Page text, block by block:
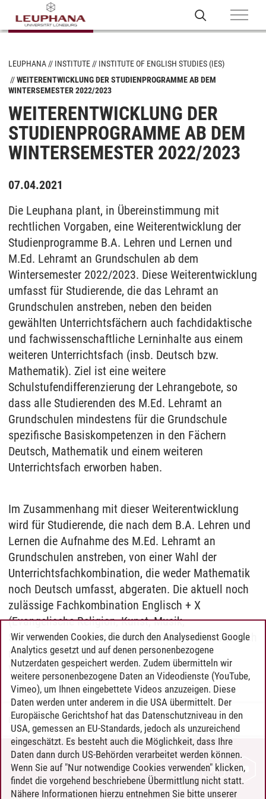
LEUPHANA INSTITUTE
INSTITUTE OF ENGLISH STUDIES (IES)
WEITERENTWICKLUNG DER STUDIENPROGRAMME AB DEM
WINTERSEMESTER 2022/2023
WEITERENTWICKLUNG DER
STUDIENPROGRAMME AB DEM
WINTERSEMESTER 2022/2023
07.04.2021
Die Leuphana plant, in Übereinstimmung mit
rechtlichen Vorgaben, eine Weiterentwicklung der
Studienprogramme B.A. Lehren und Lernen und
M.Ed. Lehramt an Grundschulen ab dem
Wintersemester 2022/2023. Diese Weiterentwicklung
umfasst für Studierende, die das Lehramt an
Grundschulen anstreben, neben den beiden
gewählten Unterrichtsfächern auch fachdidaktische
und fachwissenschaftliche Lerninhalte aus einem
weiteren Unterrichtsfach (insb. Deutsch bzw.
Mathematik). Ziel ist eine weitere
Schulstufendifferenzierung der Lehrangebote, so
dass alle Studierenden des M.Ed. Lehramt an
Grundschulen mindestens für die Grundschule
spezifische Basiskompetenzen in den Fächern
Deutsch, Mathematik und einem weiteren
Unterrichtsfach erworben haben.
Im Zusammenhang mit dieser Weiterentwicklung
wird für Studierende, die nach dem B.A. Lehren und
Lernen die Aufnahme des M.Ed. Lehramt an
Grundschulen anstreben, von einer Wahl der
Unterrichtsfachkombination, die weder Mathematik
noch Deutsch umfasst, abgeraten. Die aktuell noch
zulässige Fachkombination Englisch + X
(Evangelische Religion, Kunst, Musik,
Sachunterricht, Sport) wird zukünftig voraussichtlich
nicht mehr für die Aufnahme des
Vorbereitungsdienstes qualifizieren.
Beatrice Brodesser/07.04.2021
KONTAKT
LEUPHANA ALS ARBEITGEBER
Wir verwenden Cookies, die durch den Analysedienst Google
Analytics gesetzt und auf denen personenbezogene
Nutzerdaten gespeichert werden. Zudem übermitteln wir
weitere personenbezogene Daten an Videodienste (YouTube,
Vimeo), um Ihnen eingebettete Videos anzuzeigen. Diese
Daten werden unter anderem in die USA übermittelt. Der
Europäische Gerichtshof hat das Datenschutzniveau in den
USA, gemessen an EU-Standards, jedoch als unzureichend
eingeschätzt. Es besteht auch die Möglichkeit, dass Ihre
Daten dann durch US-Behörden verarbeitet werden können.
Wenn Sie auf "Nur notwendige Cookies verwenden" klicken,
findet die vorgehend beschriebene Übermittlung nicht statt.
Nähere Informationen hierzu entnehmen Sie bitte unserer